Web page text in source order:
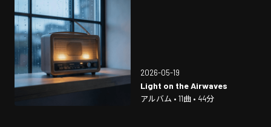
2026-05-19
Light on the Airwaves
アルバム • 11曲 • 44分